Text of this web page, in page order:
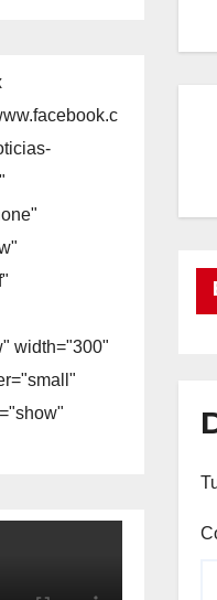
width="300"